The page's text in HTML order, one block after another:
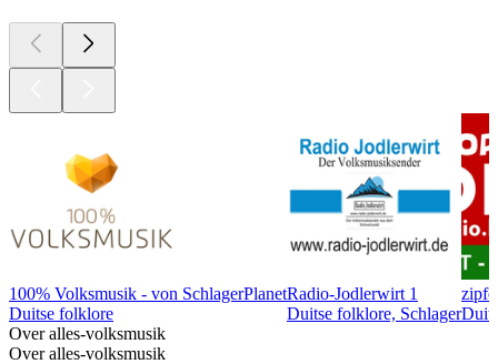
100% Volksmusik - von SchlagerPlanet
Duitse folklore
Radio-Jodlerwirt 1
Duitse folklore, Schlager
Over alles-volksmusik
Over alles-volksmusik